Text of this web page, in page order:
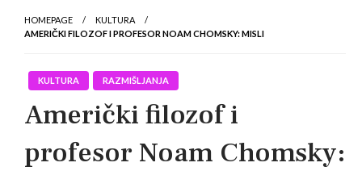
HOMEPAGE
KULTURA
AMERIČKI FILOZOF I PROFESOR NOAM CHOMSKY: MISLI
KULTURA RAZMIŠLJANJA
Američki filozof i
profesor Noam Chomsky: